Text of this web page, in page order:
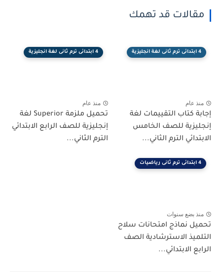
مقالات قد تهمك
4 ابتدائى ترم ثانى لغة انجليزية
منذ عام
إجابة كتاب التقييمات لغة
إنجليزية للصف الخامس
الابتدائي الترم الثاني...
4 ابتدائى ترم ثانى لغة انجليزية
منذ عام
تحميل ملزمة Superior لغة
إنجليزية للصف الرابع الابتدائي
الترم الثاني...
4 ابتدائى ترم ثانى رياضيات
منذ بضع سنوات
تحميل نماذج امتحانات سلاح
التلميذ الاسترشادية الصف
الرابع الابتدائي...